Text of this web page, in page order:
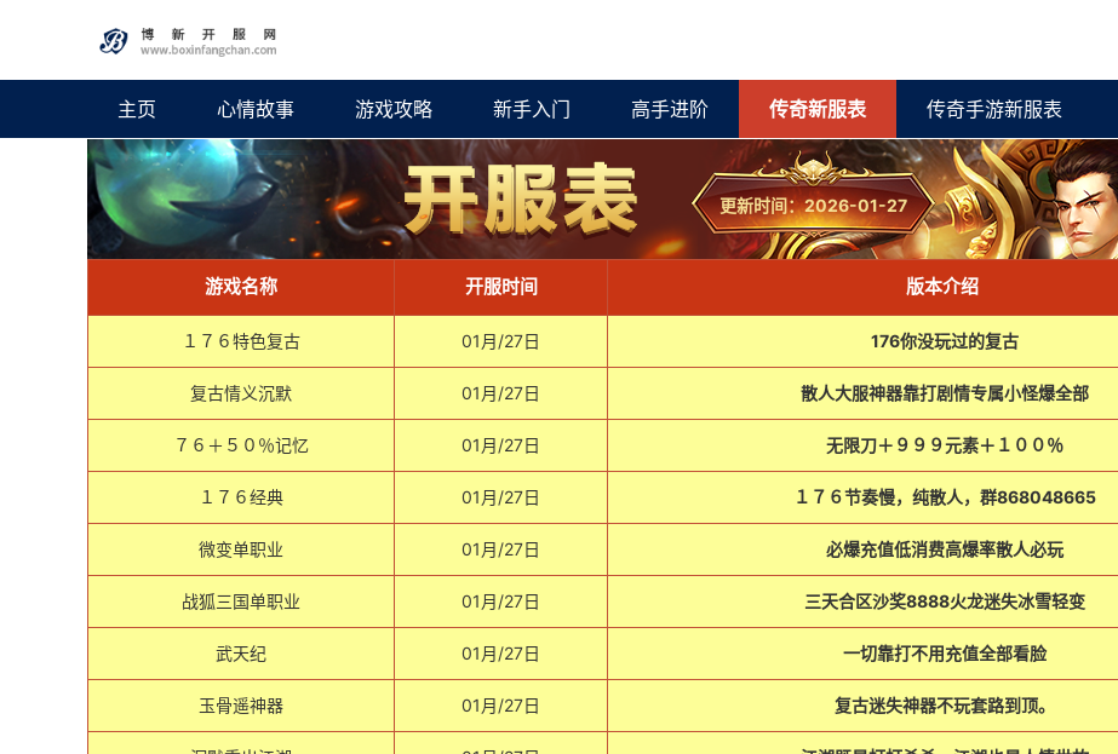
主页 心情故事 游戏攻略 新手入门 高手进阶 传奇新服表 传奇手游新服表
更新时间：2026-01-27
游戏名称 开服时间 版本介绍
１７６特色复古 01月/27日 176你没玩过的复古
复古情义沉默 01月/27日 散人大服神器靠打剧情专属小怪爆全部
７６＋５０％记忆 01月/27日 无限刀＋９９９元素＋１００％
１７６经典 01月/27日 １７６节奏慢，纯散人，群868048665
微变单职业 01月/27日 必爆充值低消费高爆率散人必玩
战狐三国单职业 01月/27日 三天合区沙奖8888火龙迷失冰雪轻变
武天纪 01月/27日 一切靠打不用充值全部看脸
玉骨遥神器 01月/27日 复古迷失神器不玩套路到顶。